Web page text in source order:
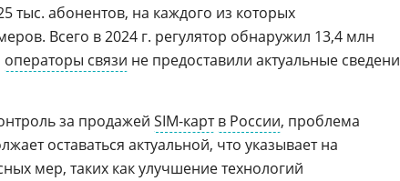
тыс. абонентов, на каждого из которых
Всего в 2024 г. регулятор обнаружил 13,4 млн
операторы связи не предоставили актуальные
за продажей SIM-карт в России, проблема
оставаться актуальной, что указывает на
мер, таких как улучшение технологий